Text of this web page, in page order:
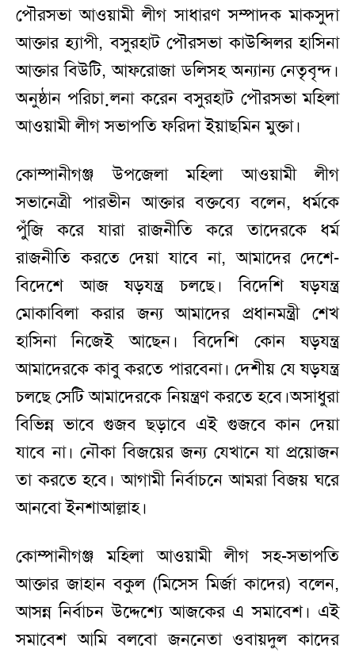
পৌরসভা আওয়ামী লীগ সাধারণ সম্পাদক মাকসুদা
আক্তার হ্যাপী, বসুরহাট পৌরসভা কাউন্সিলর হাসিনা
আক্তার বিউটি, আফরোজা ডলিসহ অন্যান্য নেতৃবৃন্দ।
অনুষ্ঠান পরিচা়লনা করেন বসুরহাট পৌরসভা মহিলা
আওয়ামী লীগ সভাপতি ফরিদা ইয়াছমিন মুক্তা।
কোম্পানীগঞ্জ উপজেলা মহিলা আওয়ামী লীগ
সভানেত্রী পারভীন আক্তার বক্তব্যে বলেন, ধর্মকে
পুঁজি করে যারা রাজনীতি করে তাদেরকে ধর্ম
রাজনীতি করতে দেয়া যাবে না, আমাদের দেশে-
বিদেশে আজ ষড়যন্ত্র চলছে। বিদেশি ষড়যন্ত্র
মোকাবিলা করার জন্য আমাদের প্রধানমন্ত্রী শেখ
হাসিনা নিজেই আছেন। বিদেশি কোন ষড়যন্ত্র
আমাদেরকে কাবু করতে পারবেনা। দেশীয় যে ষড়যন্ত্র
চলছে সেটি আমাদেরকে নিয়ন্ত্রণ করতে হবে।অসাধুরা
বিভিন্ন ভাবে গুজব ছড়াবে এই গুজবে কান দেয়া
যাবে না। নৌকা বিজয়ের জন্য যেখানে যা প্রয়োজন
তা করতে হবে। আগামী নির্বাচনে আমরা বিজয় ঘরে
আনবো ইনশাআল্লাহ।
কোম্পানীগঞ্জ মহিলা আওয়ামী লীগ সহ-সভাপতি
আক্তার জাহান বকুল (মিসেস মির্জা কাদের) বলেন,
আসন্ন নির্বাচন উদ্দেশ্যে আজকের এ সমাবেশ। এই
সমাবেশ আমি বলবো জননেতা ওবায়দুল কাদের